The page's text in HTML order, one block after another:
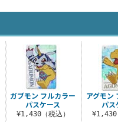
ガブモン フルカラー
パスケース
¥1,430（税込）
アグモン
パス
¥1,430